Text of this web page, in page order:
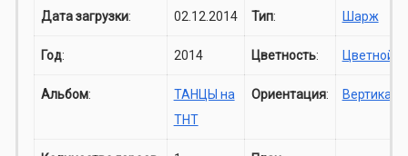
Дата загрузки: 02.12.2014 Тип: Шарж
Год: 2014 Цветность: Цветной
Альбом:
ТАНЦЫ на
ТНТ
Ориентация: Вертикаль